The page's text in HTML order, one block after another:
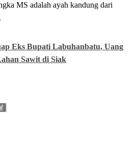
MS adalah ayah kandung dari
Eks Bupati Labuhanbatu, Uang
Sawit di Siak